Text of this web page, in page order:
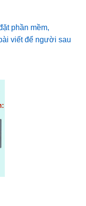
phần mềm,
viết để người sau